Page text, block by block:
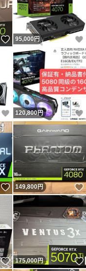
いいね！
95,000 円
いいね！
120,800円
いいね！
149,800円
いいね！
175,000円